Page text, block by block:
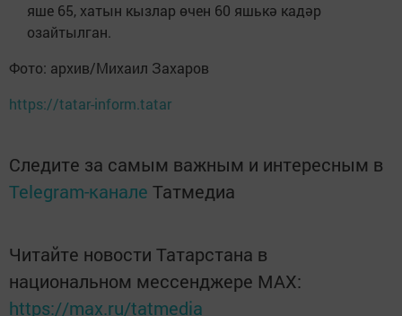
яше 65, хатын кызлар өчен 60 яшькә кадәр
озайтылган.
Фото: архив/Михаил Захаров
https://tatar-inform.tatar
Следите за самым важным и интересным в
Telegram-канале Татмедиа
Читайте новости Татарстана в
национальном мессенджере MАХ:
https://max.ru/tatmedia